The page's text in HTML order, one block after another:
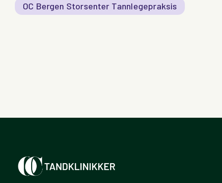
OC Bergen Storsenter Tannlegepraksis